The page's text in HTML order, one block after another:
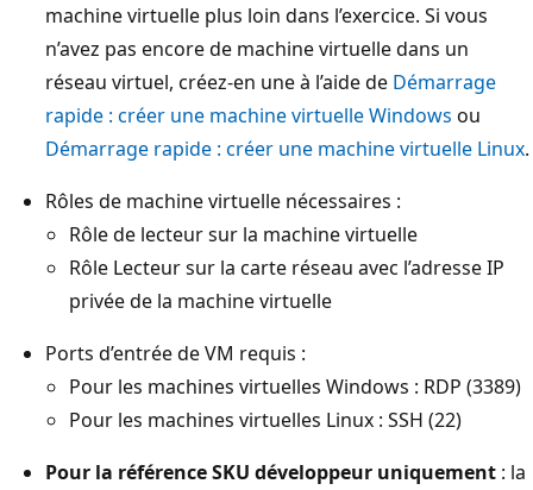
machine virtuelle plus loin dans l’exercice. Si vous
n’avez pas encore de machine virtuelle dans un
réseau virtuel, créez-en une à l’aide de Démarrage
rapide : créer une machine virtuelle Windows ou
Démarrage rapide : créer une machine virtuelle Linux.
Rôles de machine virtuelle nécessaires :
Rôle de lecteur sur la machine virtuelle
Rôle Lecteur sur la carte réseau avec l’adresse IP
privée de la machine virtuelle
Ports d’entrée de VM requis :
Pour les machines virtuelles Windows : RDP (3389)
Pour les machines virtuelles Linux : SSH (22)
Pour la référence SKU développeur uniquement : la